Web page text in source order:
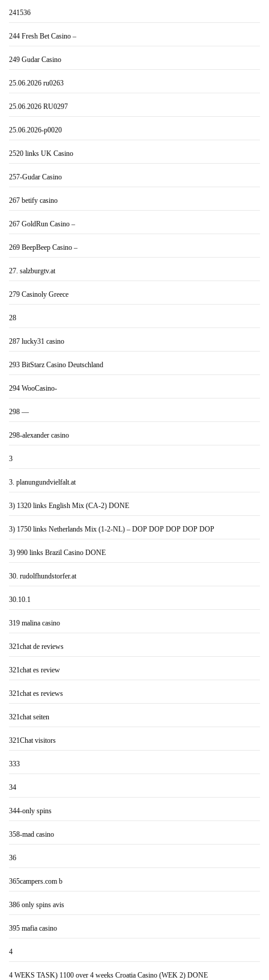
241536
244 Fresh Bet Casino –
249 Gudar Casino
25.06.2026 ru0263
25.06.2026 RU0297
25.06.2026-p0020
2520 links UK Casino
257-Gudar Casino
267 betify casino
267 GoldRun Casino –
269 BeepBeep Casino –
27. salzburgtv.at
279 Casinoly Greece
28
287 lucky31 casino
293 BitStarz Casino Deutschland
294 WooCasino-
298 —
298-alexander casino
3
3. planungundvielfalt.at
3) 1320 links English Mix (CA-2) DONE
3) 1750 links Netherlands Mix (1-2-NL) – DOP DOP DOP DOP DOP
3) 990 links Brazil Casino DONE
30. rudolfhundstorfer.at
30.10.1
319 malina casino
321chat de reviews
321chat es review
321chat es reviews
321chat seiten
321Chat visitors
333
34
344-only spins
358-mad casino
36
365campers.com b
386 only spins avis
395 mafia casino
4
4 WEKS TASK) 1100 over 4 weeks Croatia Casino (WEK 2) DONE